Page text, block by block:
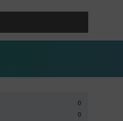
0
0